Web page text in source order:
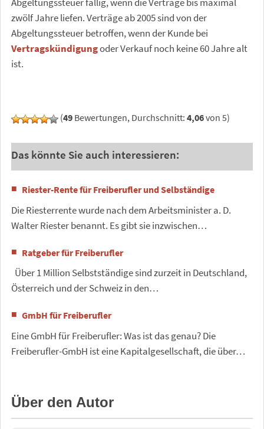
Abgeltungssteuer fällig, wenn die Verträge bis maximal
zwölf Jahre liefen. Verträge ab 2005 sind von der
Abgeltungssteuer betroffen, wenn der Kunde bei
Vertragskündigungoder Verkauf noch keine 60 Jahre alt
ist.
(49 Bewertungen, Durchschnitt: 4,06von 5)
Das könnte Sie auch interessieren:
Riester-Rente für Freiberufler und Selbständige
Die Riesterrente wurde nach dem Arbeitsminister a. D.
Walter Riester benannt. Es gibt sie inzwischen…
Ratgeber für Freiberufler
Über 1 Million Selbstständige sind zurzeit in Deutschland,
Österreich und der Schweiz in den…
GmbH für Freiberufler
Eine GmbH für Freiberufler: Was ist das genau? Die
Freiberufler-GmbH ist eine Kapitalgesellschaft, die über…
Über den Autor